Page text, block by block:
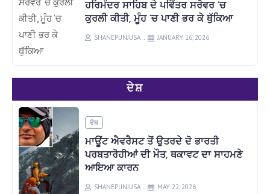
ਹਰਿਮੰਦਰ ਸਾਹਿਬ ਦੇ ਪਵਿੱਤਰ ਸਰੋਵਰ ‘ਚ
ਕੁਰਲੀ ਕੀਤੀ, ਮੂੰਹ ‘ਚ ਪਾਣੀ ਭਰ ਕੇ ਥੁੱਕਿਆ
SHANEPUNJUSA JANUARY 16, 2026
ਦੇਸ਼
ਦੇਸ਼
ਮਾਊਂਟ ਐਵਰੈਸਟ ਤੋਂ ਉਤਰਦੇ ਦੋ ਭਾਰਤੀ
ਪਰਬਤਾਰੋਹੀਆਂ ਦੀ ਮੌਤ, ਥਕਾਵਟ ਦਾ ਸਾਹਮਣੇ
ਆਇਆ ਕਾਰਨ
SHANEPUNJUSA MAY 22, 2026